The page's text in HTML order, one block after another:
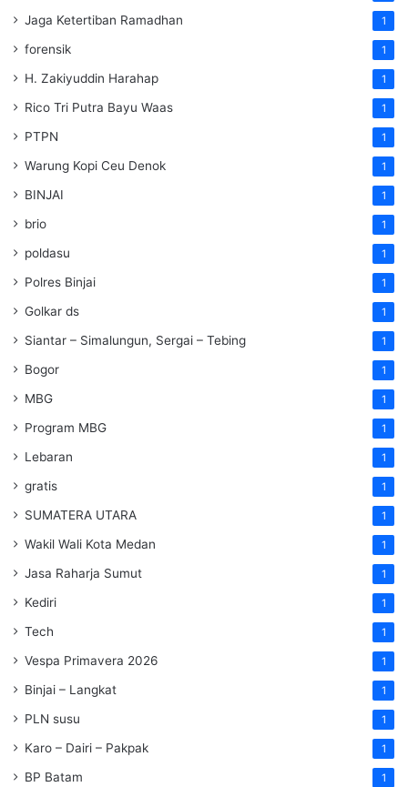
Jaga Ketertiban Ramadhan 1
forensik 1
H. Zakiyuddin Harahap 1
Rico Tri Putra Bayu Waas 1
PTPN 1
Warung Kopi Ceu Denok 1
BINJAI 1
brio 1
poldasu 1
Polres Binjai 1
Golkar ds 1
Siantar – Simalungun, Sergai – Tebing 1
Bogor 1
MBG 1
Program MBG 1
Lebaran 1
gratis 1
SUMATERA UTARA 1
Wakil Wali Kota Medan 1
Jasa Raharja Sumut 1
Kediri 1
Tech 1
Vespa Primavera 2026 1
Binjai – Langkat 1
PLN susu 1
Karo – Dairi – Pakpak 1
BP Batam 1